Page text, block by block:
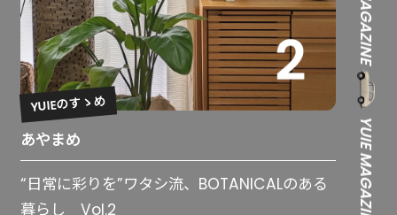
YUIE MAGAZINE
YUIEのすゝめ
あやまめ
“日常に彩りを”ワタシ流、BOTANICALのある
暮らし Vol.2